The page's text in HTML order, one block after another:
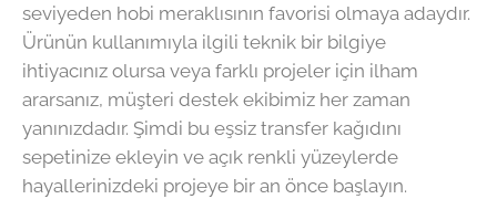
seviyeden hobi meraklısının favorisi olmaya adaydır.
Ürünün kullanımıyla ilgili teknik bir bilgiye
ihtiyacınız olursa veya farklı projeler için ilham
ararsanız, müşteri destek ekibimiz her zaman
yanınızdadır. Şimdi bu eşsiz transfer kağıdını
sepetinize ekleyin ve açık renkli yüzeylerde
hayallerinizdeki projeye bir an önce başlayın.